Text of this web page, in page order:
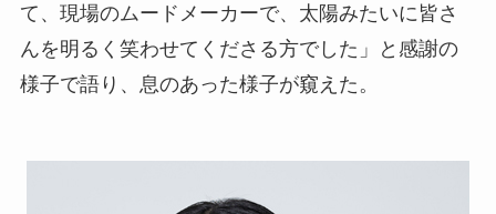
て、現場のムードメーカーで、太陽みたいに皆さ
んを明るく笑わせてくださる方でした」と感謝の
様子で語り、息のあった様子が窺えた。